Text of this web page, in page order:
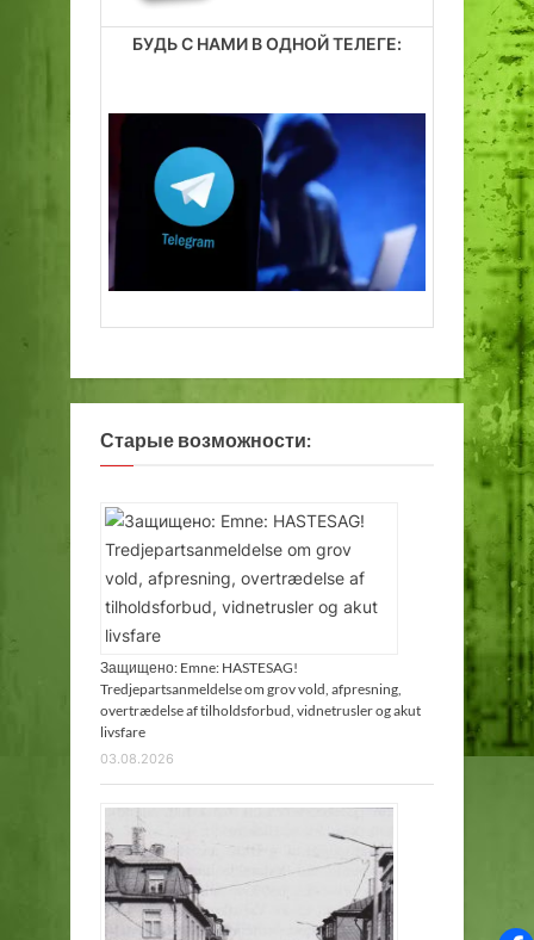
БУДЬ С НАМИ В ОДНОЙ ТЕЛЕГЕ:
Старые возможности:
Защищено: Emne: HASTESAG!
Tredjepartsanmeldelse om grov vold, afpresning,
overtrædelse af tilholdsforbud, vidnetrusler og akut
livsfare
03.08.2026